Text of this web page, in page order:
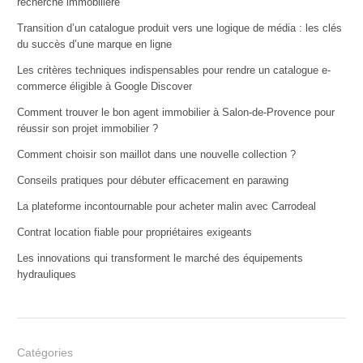
Transition d’un catalogue produit vers une logique de média : les clés
du succès d’une marque en ligne
Les critères techniques indispensables pour rendre un catalogue e-
commerce éligible à Google Discover
Comment trouver le bon agent immobilier à Salon-de-Provence pour
réussir son projet immobilier ?
Comment choisir son maillot dans une nouvelle collection ?
Conseils pratiques pour débuter efficacement en parawing
La plateforme incontournable pour acheter malin avec Carrodeal
Contrat location fiable pour propriétaires exigeants
Les innovations qui transforment le marché des équipements
hydrauliques
Catégories